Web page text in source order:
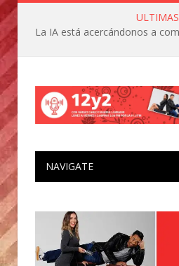
ULTIMAS
NAVIGATE